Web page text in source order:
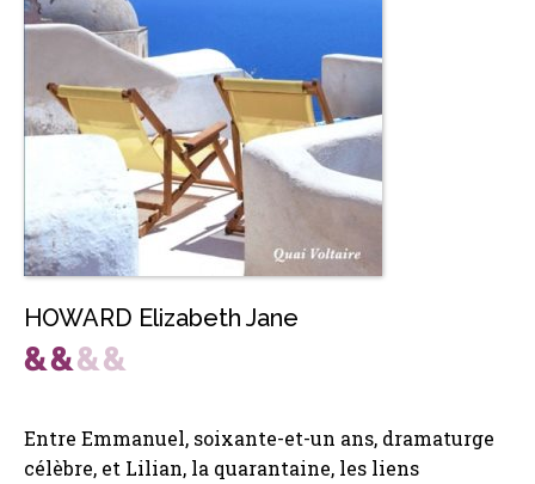
HOWARD Elizabeth Jane
Entre Emmanuel, soixante-et-un ans, dramaturge
célèbre, et Lilian, la quarantaine, les liens